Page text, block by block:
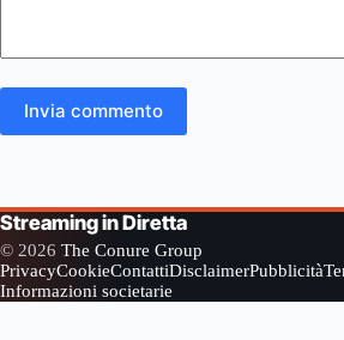
Invia commento
Streaming in Diretta
© 2026 The Conure Group
PrivacyCookieContattiDisclaimerPubblicità
Informazioni societarie